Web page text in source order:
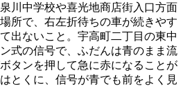
川中学校や喜光地商店街入口方面
所で、右左折待ちの車が続きやす
出ないこと。宇高町二丁目の東中
式の信号で、ふだんは青のまま流
タンを押して急に赤になることが
とくに、信号が青でも前をよく見